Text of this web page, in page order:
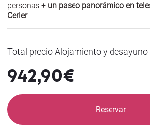
personas + un paseo panorámico en
Cerler
Total precio Alojamiento y desayuno
942,90€
Reservar